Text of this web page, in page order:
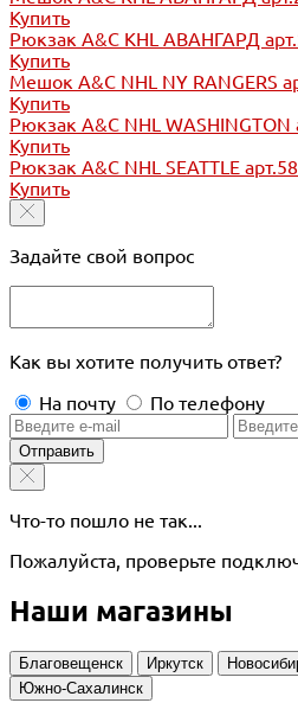
Купить
Рюкзак A&C KHL АВАНГАРД
Купить
Мешок A&C NHL NY RANGERS
Купить
Рюкзак A&C NHL WASHINGTON
Купить
Рюкзак A&C NHL SEATTLE
Купить
Задайте свой вопрос
Как вы хотите получить ответ?
На почту
По телефону
Отправить
Что-то пошло не так...
Пожалуйста, проверьте
Наши магазины
Благовещенск Иркутск
Южно-Сахалинск